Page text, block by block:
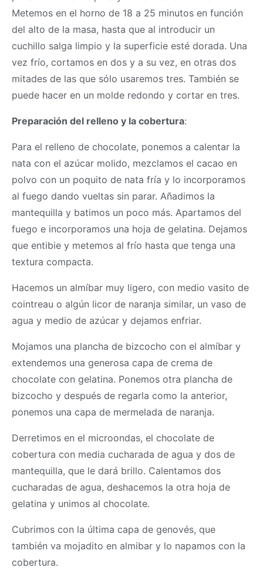
Metemos en el horno de 18 a 25 minutos en función
del alto de la masa, hasta que al introducir un
cuchillo salga limpio y la superficie esté dorada. Una
vez frío, cortamos en dos y a su vez, en otras dos
mitades de las que sólo usaremos tres. También se
puede hacer en un molde redondo y cortar en tres.
Preparación del relleno y la cobertura:
Para el relleno de chocolate, ponemos a calentar la
nata con el azúcar molido, mezclamos el cacao en
polvo con un poquito de nata fría y lo incorporamos
al fuego dando vueltas sin parar. Añadimos la
mantequilla y batimos un poco más. Apartamos del
fuego e incorporamos una hoja de gelatina. Dejamos
que entibie y metemos al frío hasta que tenga una
textura compacta.
Hacemos un almíbar muy ligero, con medio vasito de
cointreau o algún licor de naranja similar, un vaso de
agua y medio de azúcar y dejamos enfriar.
Mojamos una plancha de bizcocho con el almíbar y
extendemos una generosa capa de crema de
chocolate con gelatina. Ponemos otra plancha de
bizcocho y después de regarla como la anterior,
ponemos una capa de mermelada de naranja.
Derretimos en el microondas, el chocolate de
cobertura con media cucharada de agua y dos de
mantequilla, que le dará brillo. Calentamos dos
cucharadas de agua, deshacemos la otra hoja de
gelatina y unimos al chocolate.
Cubrimos con la última capa de genovés, que
también va mojadito en almibar y lo napamos con la
cobertura.